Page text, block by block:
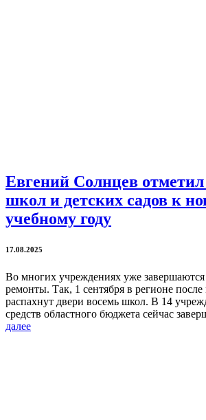
Евгений Солнцев отметил
школ и детских садов к
учебному году
17.08.2025
Во многих учреждениях уже
ремонты. Так, 1 сентября в регионе
распахнут двери восемь школ. В 14
средств областного бюджета сейчас
далее